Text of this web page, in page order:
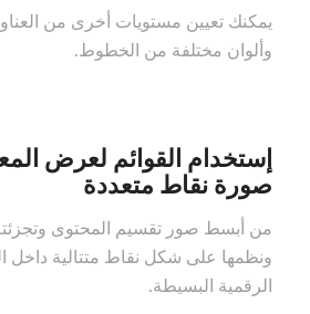
يمكنك تعيين مستويات أخرى من
وألوان مختلفة من الخطوط.
إستخدام القوائم لعرض
صورة نقاط متعددة
من أبسط صور تقسيم المحتوى
ونظمها على شكل نقاط متتالية داخل
الرقمية البسيطة.